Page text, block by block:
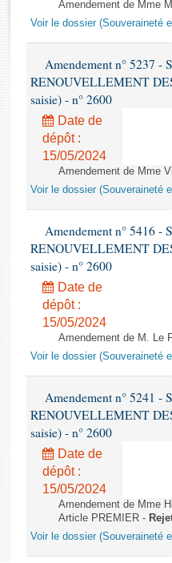
Rapports d'enquête
Rapports législatifs
Rapports sur l'application
Baromètre de l’application
Dossiers législatifs
Budget et sécurité sociale
Questions écrites et orales
Comptes rendus des débats
Amendement de Mme
Voir le dossier (Souveraineté
Amendement n° 5237
RENOUVELLEMENT
saisie) - n° 2600
Date de
dépôt :
15/05/2024
Amendement de Mme
Voir le dossier (Souveraineté
Amendement n° 5416
RENOUVELLEMENT
saisie) - n° 2600
Date de
dépôt :
15/05/2024
Amendement de M. Le
Voir le dossier (Souveraineté
Amendement n° 5241
RENOUVELLEMENT
saisie) - n° 2600
Date de
dépôt :
15/05/2024
Amendement de Mme
Article PREMIER -
Voir le dossier (Souveraineté